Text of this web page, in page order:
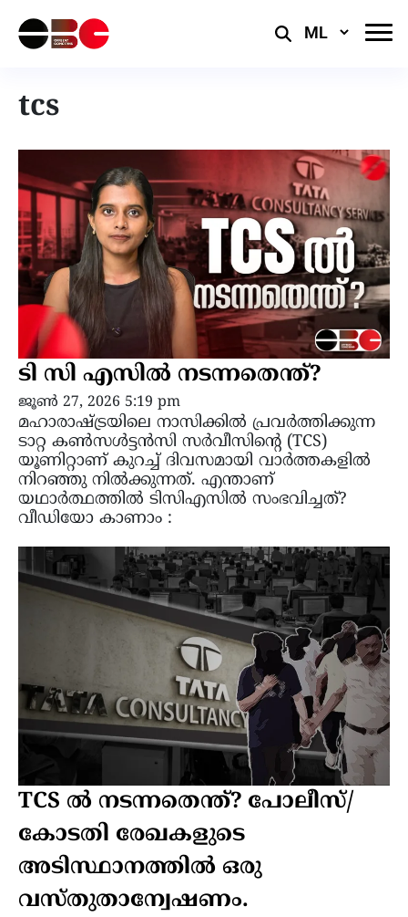
Select
tcs
ടി സി എസിൽ നടന്നതെന്ത്?
ജൂൺ 27, 2026 5:19 pm
മഹാരാഷ്ട്രയിലെ നാസിക്കിൽ പ്രവർത്തിക്കുന്ന
ടാറ്റ കൺസൾട്ടൻസി സർവീസിന്‍റെ (TCS)
യൂണിറ്റാണ് കുറച്ച് ദിവസമായി വാർത്തകളിൽ
നിറഞ്ഞു നിൽക്കുന്നത്. എന്താണ്
യഥാർത്ഥത്തിൽ ടിസിഎസിൽ സംഭവിച്ചത്?
വീഡിയോ കാണാം :
TCS ൽ നടന്നതെന്ത്? പോലീസ്/
കോടതി രേഖകളുടെ
അടിസ്ഥാനത്തിൽ ഒരു
വസ്തുതാന്വേഷണം.